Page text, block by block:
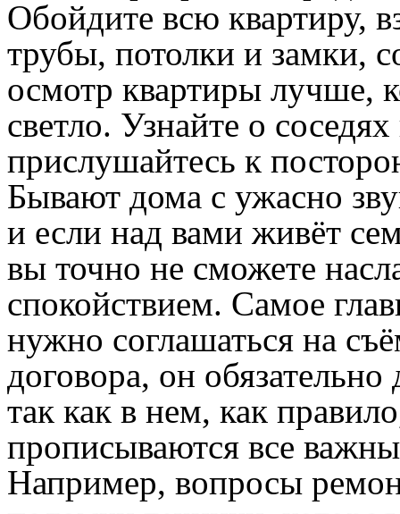
Обойдите всю квартиру,
трубы, потолки и замки,
осмотр квартиры лучше,
светло. Узнайте о
прислушайтесь к
Бывают дома с ужасно
и если над вами живёт
вы точно не сможете
спокойствием. Самое
нужно соглашаться на
договора, он
так как в нем, как
прописываются все
Например, вопросы